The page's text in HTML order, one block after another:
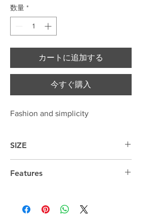
数量 *
カートに追加する
今すぐ購入
Fashion and simplicity
SIZE
Features